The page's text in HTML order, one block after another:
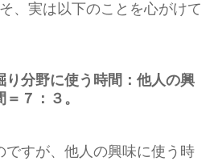
、実は以下のことを心がけて
り分野に使う時間：他人の興
７：３。
ですが、他人の興味に使う時